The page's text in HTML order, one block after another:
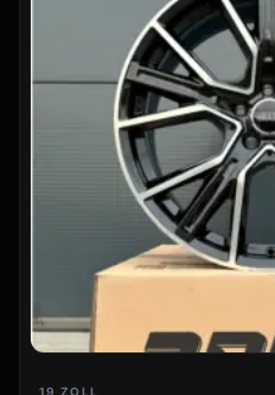
19 ZOLL